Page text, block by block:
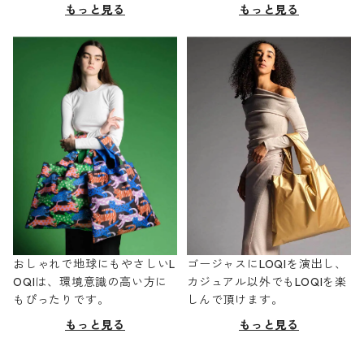
もっと見る もっと見る
おしゃれで地球にもやさしいL
OQIは、環境意識の高い方に
もぴったりです。
もっと見る
ゴージャスにLOQIを演出し、
カジュアル以外でもLOQIを楽
しんで頂けます。
もっと見る